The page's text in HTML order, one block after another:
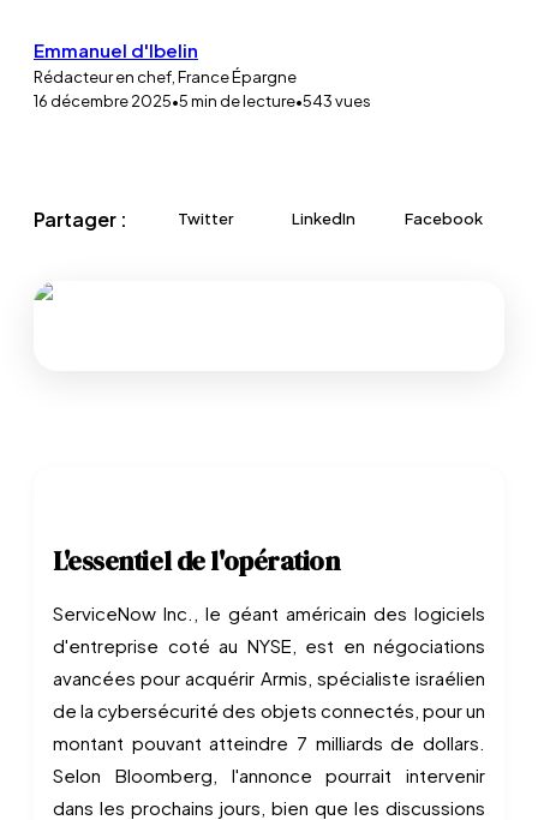
Emmanuel d'Ibelin
Rédacteur en chef, France Épargne
16 décembre 2025•5min de lecture•543vues
Partager : Twitter LinkedIn Facebook
L'essentiel de l'opération
ServiceNow Inc., le géant américain des logiciels
d'entreprise coté au NYSE, est en négociations
avancées pour acquérir Armis, spécialiste israélien
de la cybersécurité des objets connectés, pour un
montant pouvant atteindre 7 milliards de dollars.
Selon Bloomberg, l'annonce pourrait intervenir
dans les prochains jours, bien que les discussions